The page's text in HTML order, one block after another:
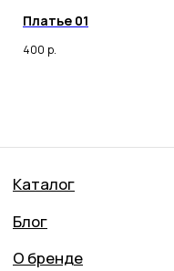
Платье 01
400 р.